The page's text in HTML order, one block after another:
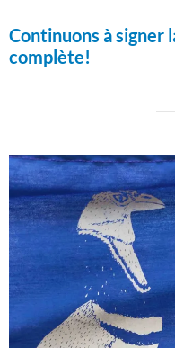
Continuons à signer
complète!